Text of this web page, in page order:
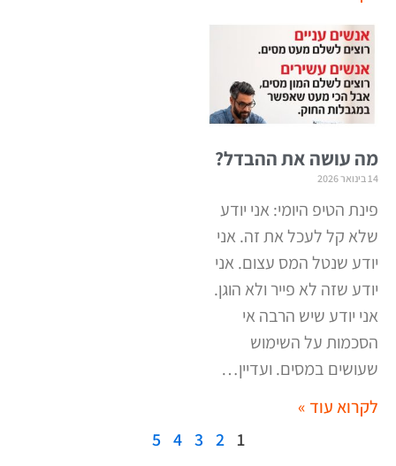
מה עושה את ההבדל?
14 בינואר 2026
פינת הטיפ היומי: אני יודע
שלא קל לעכל את זה. אני
יודע שנטל המס עצום. אני
יודע שזה לא פייר ולא הוגן.
אני יודע שיש הרבה אי
הסכמות על השימוש
שעושים במסים. ועדיין…
לקרוא עוד »
1
2
3
4
5